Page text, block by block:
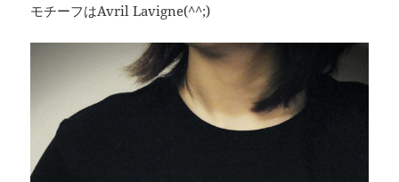
モチーフはAvril Lavigne(^^;)